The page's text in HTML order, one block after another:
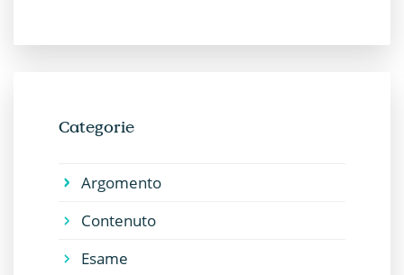
Categorie
Argomento
Contenuto
Esame